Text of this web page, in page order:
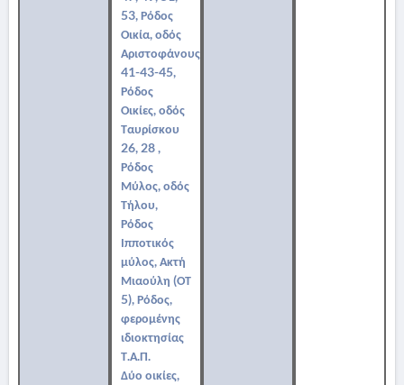
53, Ρόδος
Οικία, οδός
Αριστοφάνους
41-43-45,
Ρόδος
Οικίες, οδός
Ταυρίσκου
26, 28 ,
Ρόδος
Μύλος, οδός
Τήλου,
Ρόδος
Ιπποτικός
μύλος, Ακτή
Μιαούλη (ΟΤ
5), Ρόδος,
φερομένης
ιδιοκτησίας
Τ.Α.Π.
Δύο οικίες,